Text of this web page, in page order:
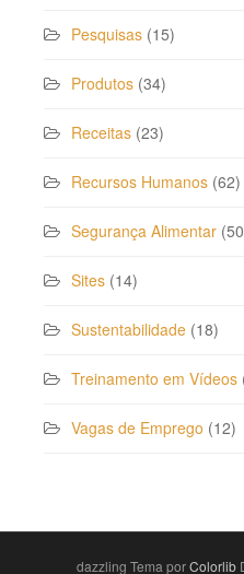
Pesquisas (15)
Produtos (34)
Receitas (23)
Recursos Humanos (62)
Segurança Alimentar
Sites (14)
Sustentabilidade (18)
Treinamento em Vídeos
Vagas de Emprego (12)
dazzling Tema porColorlib